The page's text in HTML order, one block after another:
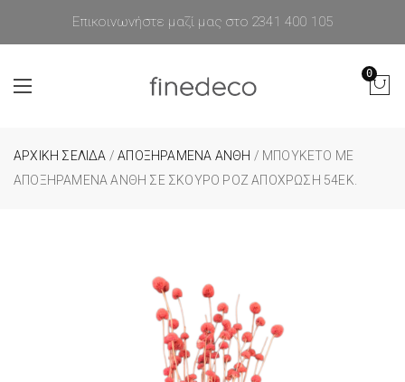
Επικοινωνήστε μαζί μας στο 2341 400 105
0
ΑΡΧΙΚΉ ΣΕΛΊΔΑ /ΑΠΟΞΗΡΑΜΕΝΑ ΑΝΘΗ / ΜΠΟΥΚΈΤΟ ΜΕ
ΑΠΟΞΗΡΑΜΈΝΑ ΆΝΘΗ ΣΕ ΣΚΟΎΡΟ ΡΟΖ ΑΠΌΧΡΩΣΗ 54ΕΚ.